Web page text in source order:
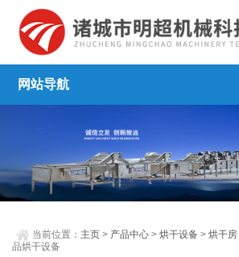
网站导航
当前位置： 主页 > 产品中心 >烘干设备 >烘干房
品烘干设备